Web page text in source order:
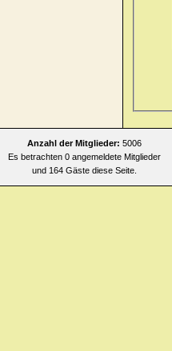
Anzahl der Mitglieder: 5006
Es betrachten 0 angemeldete Mitglieder
und 164 Gäste diese Seite.